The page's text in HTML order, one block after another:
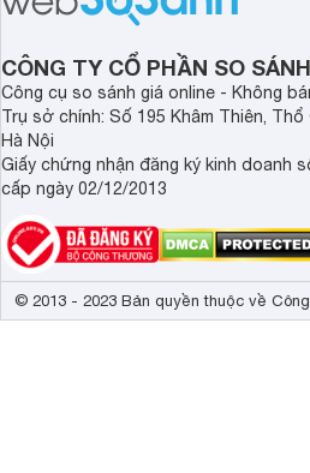
CÔNG TY CỔ PHẦN SO
Công cụ so sánh giá online - Không
Trụ sở chính: Số 195 Khâm Thiên, Thổ
Hà Nội
Giấy chứng nhận đăng ký kinh doanh
cấp ngày 02/12/2013
© 2013 - 2023 Bản quyền thuộc về